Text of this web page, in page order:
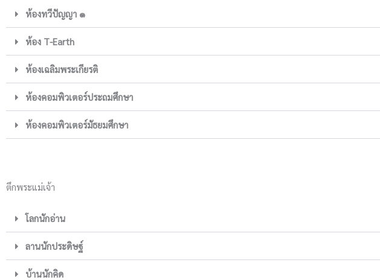
ห้องทวีปัญญา ๑
ห้อง T-Earth
ห้องเฉลิมพระเกียรติ
ห้องคอมพิวเตอร์ประถมศึกษา
ห้องคอมพิวเตอร์มัธยมศึกษา
ตึกพระแม่เจ้า
โลกนักอ่าน
ลานนักประดิษฐ์
บ้านนักคิด